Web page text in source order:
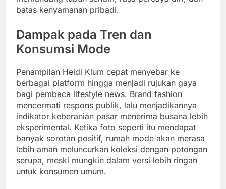
batas kenyamanan pribadi.
Dampak pada Tren dan
Konsumsi Mode
Penampilan Heidi Klum cepat menyebar ke
berbagai platform hingga menjadi rujukan gaya
bagi pembaca lifestyle news. Brand fashion
mencermati respons publik, lalu menjadikannya
indikator keberanian pasar menerima busana lebih
eksperimental. Ketika foto seperti itu mendapat
banyak sorotan positif, rumah mode akan merasa
lebih aman meluncurkan koleksi dengan potongan
serupa, meski mungkin dalam versi lebih ringan
untuk konsumen umum.